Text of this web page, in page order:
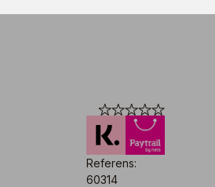
Referens:
60314